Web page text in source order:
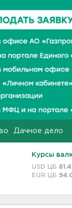
Дачное дело
Курсы
USD ЦБ 81.41
EUR ЦБ